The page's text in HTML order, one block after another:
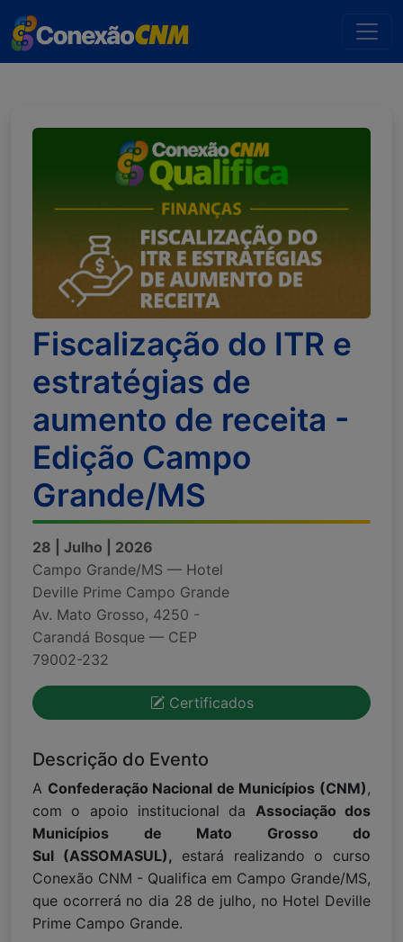
Fiscalização do ITR e
estratégias de
aumento de receita -
Edição Campo
Grande/MS
28 | Julho | 2026
Campo Grande/MS — Hotel
Deville Prime Campo Grande
Av. Mato Grosso, 4250 -
Carandá Bosque — CEP
79002-232
Certificados
Descrição do Evento
A Confederação Nacional de Municípios (CNM),
com o apoio institucional da Associação dos
Municípios de Mato Grosso do
Sul (ASSOMASUL), estará realizando o curso
Conexão CNM - Qualifica em Campo Grande/MS,
que ocorrerá no dia 28 de julho, no Hotel Deville
Prime Campo Grande.